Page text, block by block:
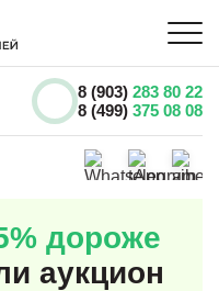
8 (903) 283 80 22
8 (499) 375 08 08
дороже
аукцион